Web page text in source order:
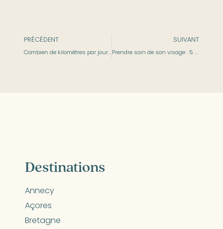
PRÉCÉDENT
Combien de kilomètres par jour sur le chemin de Compostelle ?
SUIVANT
Prendre soin de son visage : 5 astuces méconnues
Destinations
Annecy
Açores
Bretagne